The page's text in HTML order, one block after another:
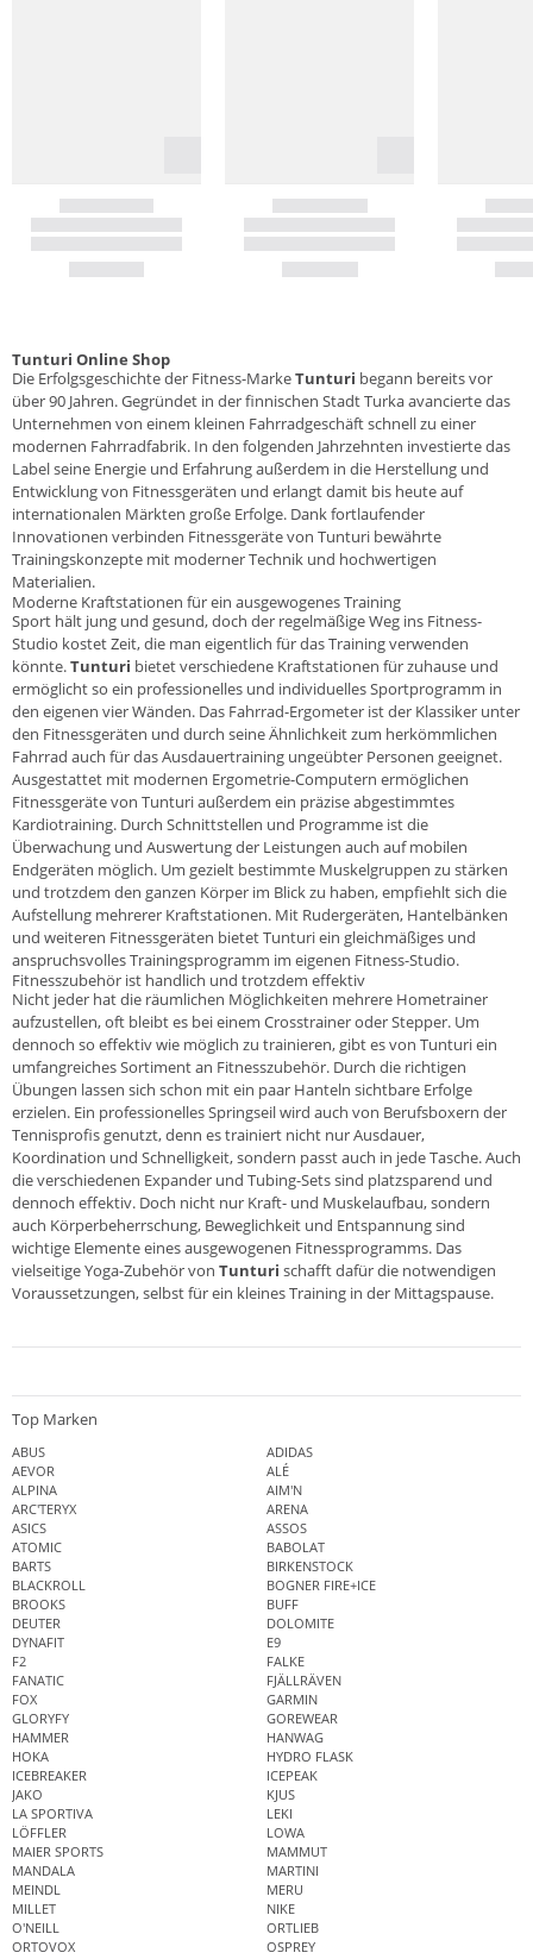
Tunturi Online Shop
Die Erfolgsgeschichte der Fitness-MarkeTunturi begann bereits vor
über 90 Jahren. Gegründet in der finnischen Stadt Turka avancierte das
Unternehmen von einem kleinen Fahrradgeschäft schnell zu einer
modernen Fahrradfabrik. In den folgenden Jahrzehnten investierte das
Label seine Energie und Erfahrung außerdem in die Herstellung und
Entwicklung von Fitnessgeräten und erlangt damit bis heute auf
internationalen Märkten große Erfolge. Dank fortlaufender
Innovationen verbinden Fitnessgeräte von Tunturi bewährte
Trainingskonzepte mit moderner Technik und hochwertigen
Materialien.
Moderne Kraftstationen für ein ausgewogenes Training
Sport hält jung und gesund, doch der regelmäßige Weg ins Fitness-
Studio kostet Zeit, die man eigentlich für das Training verwenden
könnte.Tunturi bietet verschiedene Kraftstationen für zuhause und
ermöglicht so ein professionelles und individuelles Sportprogramm in
den eigenen vier Wänden. Das Fahrrad-Ergometer ist der Klassiker unter
den Fitnessgeräten und durch seine Ähnlichkeit zum herkömmlichen
Fahrrad auch für das Ausdauertraining ungeübter Personen geeignet.
Ausgestattet mit modernen Ergometrie-Computern ermöglichen
Fitnessgeräte von Tunturi außerdem ein präzise abgestimmtes
Kardiotraining. Durch Schnittstellen und Programme ist die
Überwachung und Auswertung der Leistungen auch auf mobilen
Endgeräten möglich. Um gezielt bestimmte Muskelgruppen zu stärken
und trotzdem den ganzen Körper im Blick zu haben, empfiehlt sich die
Aufstellung mehrerer Kraftstationen. Mit Rudergeräten, Hantelbänken
und weiteren Fitnessgeräten bietet Tunturi ein gleichmäßiges und
anspruchsvolles Trainingsprogramm im eigenen Fitness-Studio.
Fitnesszubehör ist handlich und trotzdem effektiv
Nicht jeder hat die räumlichen Möglichkeiten mehrere Hometrainer
aufzustellen, oft bleibt es bei einem Crosstrainer oder Stepper. Um
dennoch so effektiv wie möglich zu trainieren, gibt es von Tunturi ein
umfangreiches Sortiment an Fitnesszubehör. Durch die richtigen
Übungen lassen sich schon mit ein paar Hanteln sichtbare Erfolge
erzielen. Ein professionelles Springseil wird auch von Berufsboxern der
Tennisprofis genutzt, denn es trainiert nicht nur Ausdauer,
Koordination und Schnelligkeit, sondern passt auch in jede Tasche. Auch
die verschiedenen Expander und Tubing-Sets sind platzsparend und
dennoch effektiv. Doch nicht nur Kraft- und Muskelaufbau, sondern
auch Körperbeherrschung, Beweglichkeit und Entspannung sind
wichtige Elemente eines ausgewogenen Fitnessprogramms. Das
vielseitige Yoga-Zubehör von Tunturi schafft dafür die notwendigen
Voraussetzungen, selbst für ein kleines Training in der Mittagspause.
Top Marken
ABUS
ADIDAS
AEVOR
ALÉ
ALPINA
AIM'N
ARC'TERYX
ARENA
ASICS
ASSOS
ATOMIC
BABOLAT
BARTS
BIRKENSTOCK
BLACKROLL
BOGNER FIRE+ICE
BROOKS
BUFF
DEUTER
DOLOMITE
DYNAFIT
E9
F2
FALKE
FANATIC
FJÄLLRÄVEN
FOX
GARMIN
GLORYFY
GOREWEAR
HAMMER
HANWAG
HOKA
HYDRO FLASK
ICEBREAKER
ICEPEAK
JAKO
KJUS
LA SPORTIVA
LEKI
LÖFFLER
LOWA
MAIER SPORTS
MAMMUT
MANDALA
MARTINI
MEINDL
MERU
MILLET
NIKE
O'NEILL
ORTLIEB
ORTOVOX
OSPREY